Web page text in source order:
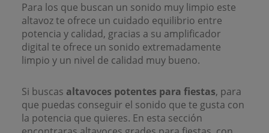
Para los que buscan un sonido muy limpio este
altavoz te ofrece un cuidado equilibrio entre
potencia y calidad, gracias a su amplificador
digital te ofrece un sonido extremadamente
limpio y un nivel de calidad muy bueno.
Si buscas altavoces potentes para fiestas, para
que puedas conseguir el sonido que te gusta con
la potencia que quieres. En esta sección